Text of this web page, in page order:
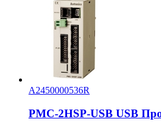
A2450000536R
PMC-2HSP-USB USB